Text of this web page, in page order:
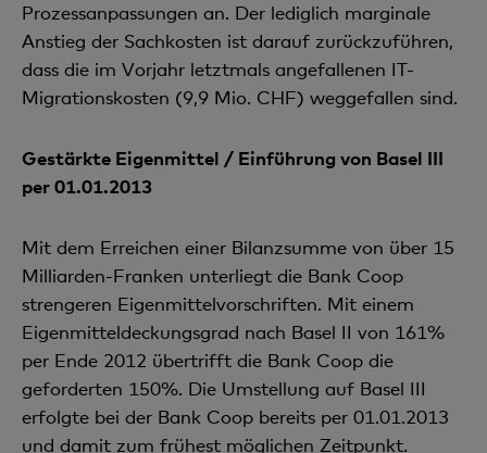
Prozessanpassungen an. Der lediglich marginale
Anstieg der Sachkosten ist darauf zurückzuführen,
dass die im Vorjahr letztmals angefallenen IT-
Migrationskosten (9,9 Mio. CHF) weggefallen sind.
Gestärkte Eigenmittel / Einführung von Basel III
per 01.01.2013
Mit dem Erreichen einer Bilanzsumme von über 15
Milliarden-Franken unterliegt die Bank Coop
strengeren Eigenmittelvorschriften. Mit einem
Eigenmitteldeckungsgrad nach Basel II von 161%
per Ende 2012 übertrifft die Bank Coop die
geforderten 150%. Die Umstellung auf Basel III
erfolgte bei der Bank Coop bereits per 01.01.2013
und damit zum frühest möglichen Zeitpunkt.